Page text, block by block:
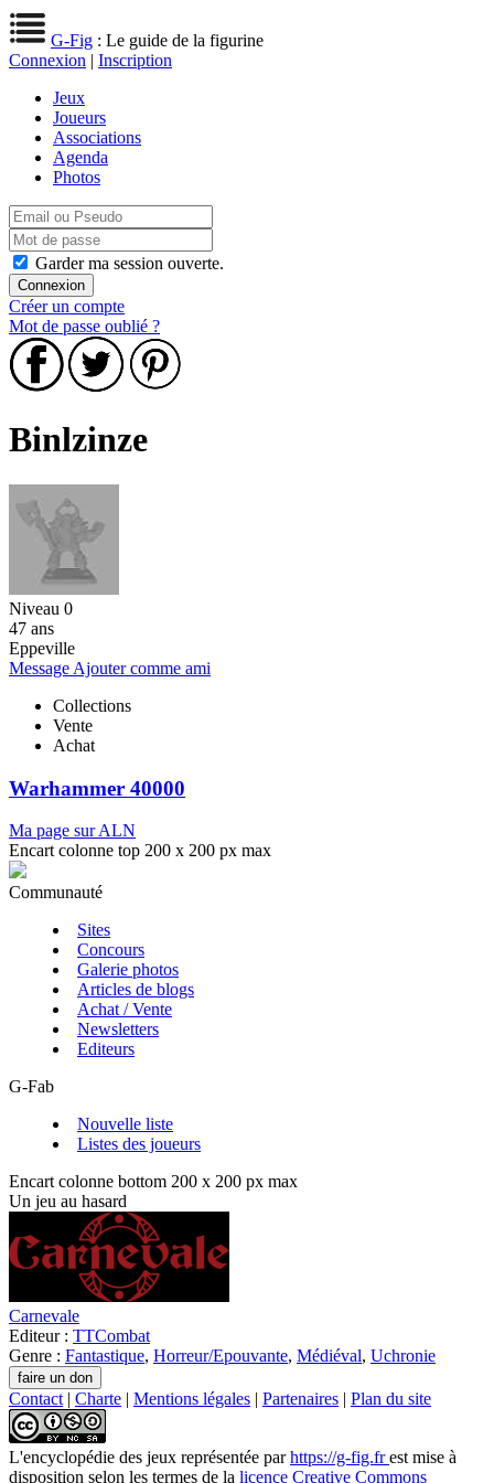
G-Fig : Le guide de la figurine
Connexion | Inscription
Jeux
Joueurs
Associations
Agenda
Photos
Garder ma session ouverte.
Créer un compte
Mot de passe oublié ?
Binlzinze
Niveau 0
47 ans
Eppeville
Message Ajouter comme ami
Collections
Vente
Achat
Warhammer 40000
Ma page sur ALN
Encart colonne top 200 x 200 px max
Communauté
Sites
Concours
Galerie photos
Articles de blogs
Achat / Vente
Newsletters
Editeurs
G-Fab
Nouvelle liste
Listes des joueurs
Encart colonne bottom 200 x 200 px max
Un jeu au hasard
Carnevale
Editeur : TTCombat
Genre : Fantastique, Horreur/Epouvante, Médiéval, Uchronie
Contact | Charte | Mentions légales | Partenaires | Plan du site
L'encyclopédie des jeux représentée parhttps://g-fig.frest mise à
disposition selon les termes de la licence Creative Commons